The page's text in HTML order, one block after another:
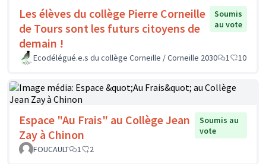
Les élèves du collège Pierre Corneille
de Tours sont les futurs citoyens de
demain !
Soumis
au vote
Ecodélégué.e.s du collège Corneille / Corneille 2030 1 10
Espace "Au Frais" au Collège Jean
Zay à Chinon
Soumis au
vote
FOUCAULT
1 2